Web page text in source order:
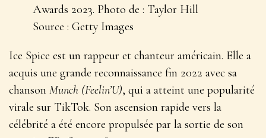
Awards 2023. Photo de : Taylor Hill
Source : Getty Images
Ice Spice est un rappeur et chanteur américain. Elle a
acquis une grande reconnaissance fin 2022 avec sa
chanson Munch (Feelin’U), qui a atteint une popularité
virale sur TikTok. Son ascension rapide vers la
célébrité a été encore propulsée par la sortie de son